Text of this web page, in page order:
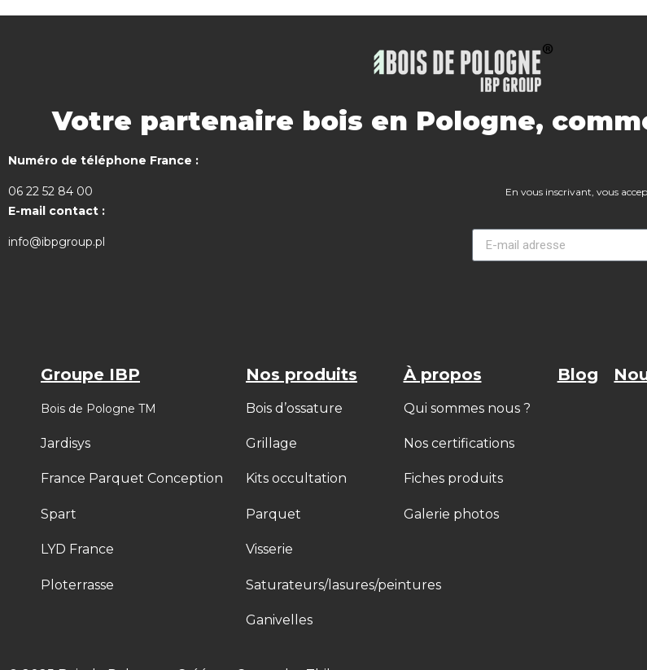
Votre partenaire bois en Pologne,
Numéro de téléphone France :
06 22 52 84 00
E-mail contact :
info@ibpgroup.pl
En vous inscrivant, vous
Groupe IBP
Bois de Pologne TM
Jardisys
France Parquet Conception
Spart
LYD France
Ploterrasse
Nos produits
Bois d’ossature
Grillage
Kits occultation
Parquet
Visserie
Saturateurs/lasures/peintures
Ganivelles
À propos
Qui sommes nous ?
Nos certifications
Fiches produits
Galerie photos
Blog